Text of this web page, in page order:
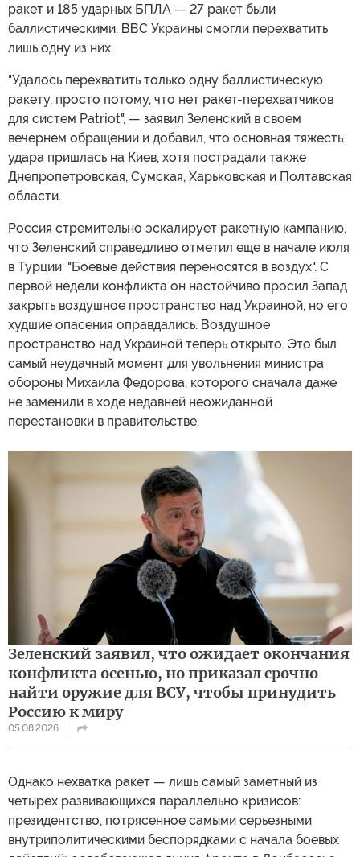
ракет и 185 ударных БПЛА — 27 ракет были
баллистическими. ВВС Украины смогли перехватить
лишь одну из них.
"Удалось перехватить только одну баллистическую
ракету, просто потому, что нет ракет-перехватчиков
для систем Patriot", — заявил Зеленский в своем
вечернем обращении и добавил, что основная тяжесть
удара пришлась на Киев, хотя пострадали также
Днепропетровская, Сумская, Харьковская и Полтавская
области.
Россия стремительно эскалирует ракетную кампанию,
что Зеленский справедливо отметил еще в начале июля
в Турции: "Боевые действия переносятся в воздух". С
первой недели конфликта он настойчиво просил Запад
закрыть воздушное пространство над Украиной, но его
худшие опасения оправдались. Воздушное
пространство над Украиной теперь открыто. Это был
самый неудачный момент для увольнения министра
обороны Михаила Федорова, которого сначала даже
не заменили в ходе недавней неожиданной
перестановки в правительстве.
Зеленский заявил, что ожидает окончания
конфликта осенью, но приказал срочно
найти оружие для ВСУ, чтобы принудить
Россию к миру
05.08.2026
Однако нехватка ракет — лишь самый заметный из
четырех развивающихся параллельно кризисов:
президентство, потрясенное самыми серьезными
внутриполитическими беспорядками с начала боевых